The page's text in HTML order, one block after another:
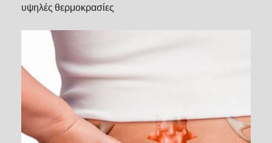
υψηλές θερμοκρασίες